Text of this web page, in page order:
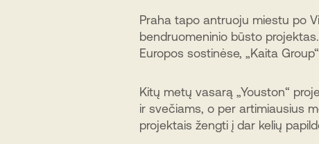
Praha tapo antruoju miestu po
bendruomeninio būsto
Europos sostinėse, „Kaita
Kitų metų vasarą „Youston“
ir svečiams, o per artimiausius
projektais žengti į dar kelių